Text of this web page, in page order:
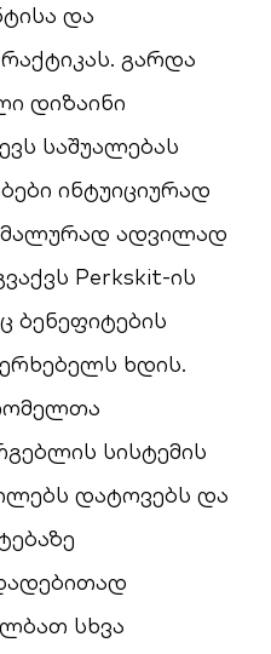
და
გარდა
დიზაინი
საშუალებას
ინტუიციურად
ადვილად
Perkskit-ის
ბენეფიტების
ხდის.
სისტემის
დატოვებს და
სხვა